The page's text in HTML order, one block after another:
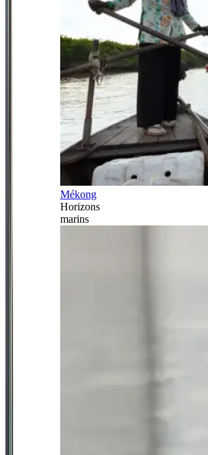
Mékong
Horizons
marins